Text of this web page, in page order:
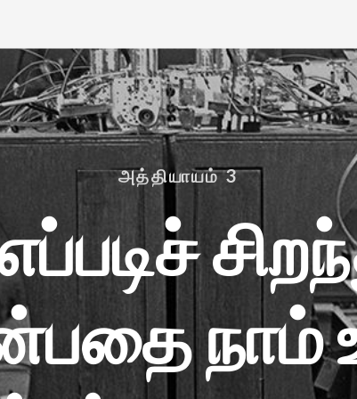
அத்தியாயம் 3
நாம்
To Date With All Our
with Founders' Memorial